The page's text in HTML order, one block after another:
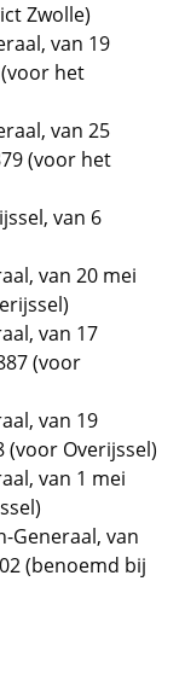
Zwolle)
van 19
het
van 25
(voor het
van 6
van 20 mei
van 17
(voor
van 19
Overijssel)
van 1 mei
Generaal, van
(benoemd bij